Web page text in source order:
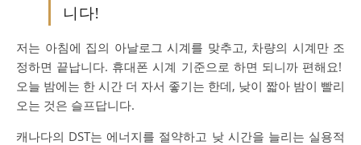
니다!
저는 아침에 집의 아날로그 시계를 맞추고, 차량의 시계만 조
정하면 끝납니다. 휴대폰 시계 기준으로 하면 되니까 편해요!
오늘 밤에는 한 시간 더 자서 좋기는 한데, 낮이 짧아 밤이 빨리
오는 것은 슬프답니다.
캐나다의 DST는 에너지를 절약하고 낮 시간을 늘리는 실용적